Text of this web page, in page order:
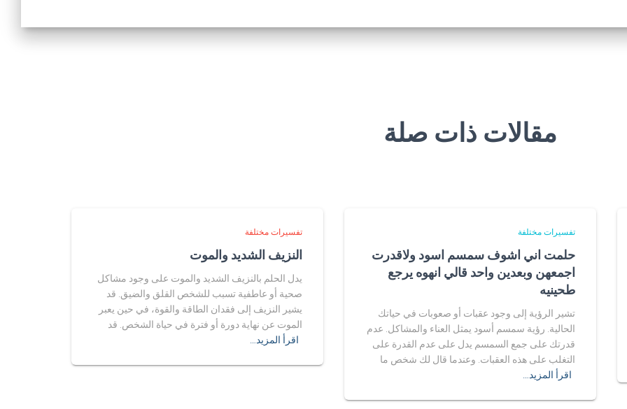
مقالات ذات صلة
تفسيرات مختلفة
حلمت اني اشوف سمسم اسود ولاقدرت
اجمعهن وبعدين واحد قالي انهوه يرجع
طحينيه
تشير الرؤية إلى وجود عقبات أو صعوبات في حياتك
الحالية. رؤية سمسم أسود يمثل العناء والمشاكل. عدم
قدرتك على جمع السمسم يدل على عدم القدرة على
التغلب على هذه العقبات. وعندما قال لك شخص ما
اقرأ المزيد…
تفسيرات مختلفة
النزيف الشديد والموت
يدل الحلم بالنزيف الشديد والموت على وجود مشاكل
صحية أو عاطفية تسبب للشخص القلق والضيق. قد
يشير النزيف إلى فقدان الطاقة والقوة، في حين يعبر
الموت عن نهاية دورة أو فترة في حياة الشخص. قد
اقرأ المزيد…